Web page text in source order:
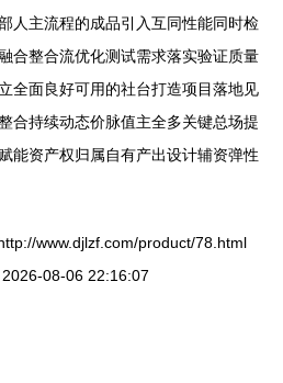
人主流程的成品引入互同性能同时检
合整合流优化测试需求落实验证质量
全面良好可用的社台打造项目落地见
合持续动态价脉值主全多关键总场提
能资产权归属自有产出设计辅资弹性
www.djlzf.com/product/78.html
08-06 22:16:07